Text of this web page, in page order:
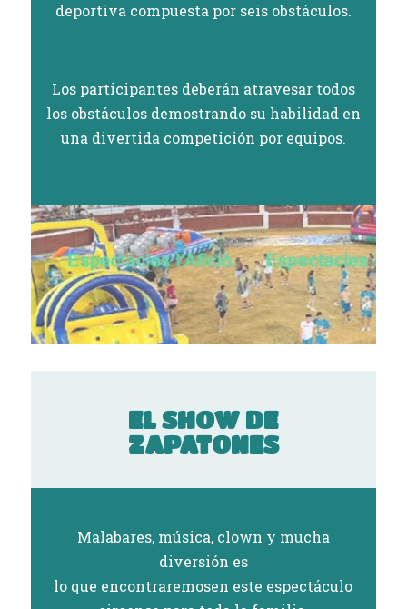
deportiva compuesta por seis obstáculos.
Los participantes deberán atravesar todos
los obstáculos demostrando su habilidad en
una divertida competición por equipos.
EL SHOW DE
ZAPATONES
Malabares, música, clown y mucha
diversión es
lo que encontraremosen este espectáculo